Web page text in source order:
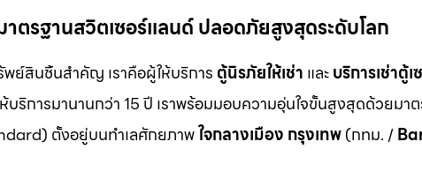
าตรฐานสวิตเซอร์แลนด์ ปลอดภัยสูงสุดระดับโลก
ย์สินชิ้นสำคัญ เราคือผู้ให้บริการ ตู้นิรภัยให้เช่า และบริการเช่าตู้
ริการมานานกว่า 15 ปี เราพร้อมมอบความอุ่นใจขั้นสูงสุดด้วยมา
ตั้งอยู่บนทำเลศักยภาพใจกลางเมือง กรุงเทพ(กทม. /